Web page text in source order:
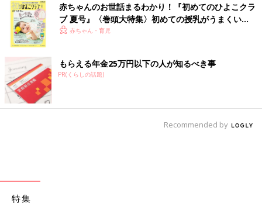
赤ちゃんのお世話まるわかり！『初めてのひよこクラ
ブ 夏号』〈巻頭大特集〉初めての授乳がうまくい
く！ おっぱい・ミルクの基本と夏のトラブル 解決テ
赤ちゃん・育児
もらえる年金25万円以下の人が知るべき事
PR(くらしの話題)
Recommended by
特集